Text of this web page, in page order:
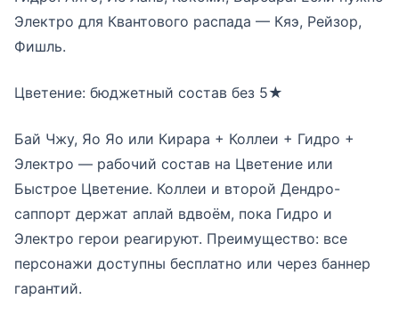
Электро для Квантового распада — Кяэ, Рейзор,
Фишль.
Цветение: бюджетный состав без 5★
Бай Чжу, Яо Яо или Кирара + Коллеи + Гидро +
Электро — рабочий состав на Цветение или
Быстрое Цветение. Коллеи и второй Дендро-
саппорт держат аплай вдвоём, пока Гидро и
Электро герои реагируют. Преимущество: все
персонажи доступны бесплатно или через баннер
гарантий.